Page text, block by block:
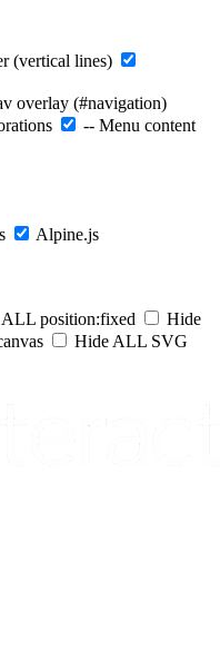
(vertical lines)
overlay (#navigation)
-- Menu content
Alpine.js
position:fixed
Hide
Hide ALL SVG